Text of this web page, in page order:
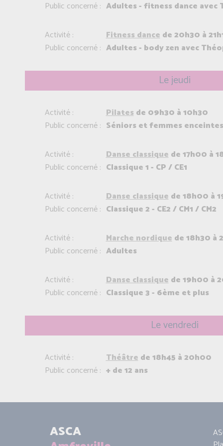
Public concerné : Adultes - fitness dance avec
Activité : Fitness dance de 20h30 à
Public concerné : Adultes - body zen avec
Le jeudi
Activité : Pilates de 09h30 à 10h30
Public concerné : Séniors et femmes enceintes
Activité : Danse classique de 17h00 à
Public concerné : Classique 1 - CP / CE1
Activité : Danse classique de 18h00 à
Public concerné : Classique 2 - CE2 / CM1 / CM2
Activité : Marche nordique de 18h30 à
Public concerné : Adultes
Activité : Danse classique de 19h00 à
Public concerné : Classique 3 - 6ème et plus
Le vendredi
Activité : Théâtre de 18h45 à 20h00
Public concerné : + de 12 ans
ASCA